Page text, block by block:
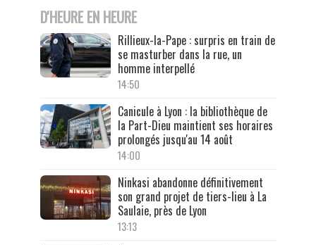
D'HEURE EN HEURE
Rillieux-la-Pape : surpris en train de
se masturber dans la rue, un
homme interpellé
14:50
Canicule à Lyon : la bibliothèque de
la Part-Dieu maintient ses horaires
prolongés jusqu'au 14 août
14:00
Ninkasi abandonne définitivement
son grand projet de tiers-lieu à La
Saulaie, près de Lyon
13:13